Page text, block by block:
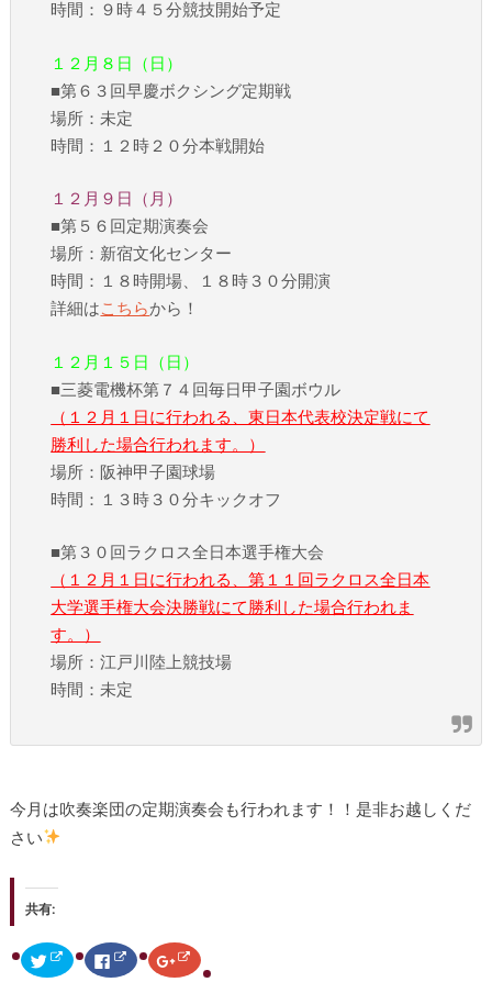
時間：９時４５分競技開始予定
１２月８日（日）
■第６３回早慶ボクシング定期戦
場所：未定
時間：１２時２０分本戦開始
１２月９日（月）
■第５６回定期演奏会
場所：新宿文化センター
時間：１８時開場、１８時３０分開演
詳細はこちらから！
１２月１５日（日）
■三菱電機杯第７４回毎日甲子園ボウル
（１２月１日に行われる、東日本代表校決定戦にて
勝利した場合行われます。）
場所：阪神甲子園球場
時間：１３時３０分キックオフ
■第３０回ラクロス全日本選手権大会
（１２月１日に行われる、第１１回ラクロス全日本
大学選手権大会決勝戦にて勝利した場合行われま
す。）
場所：江戸川陸上競技場
時間：未定
今月は吹奏楽団の定期演奏会も行われます！！是非お越しくだ
さい
共有:
ク F ク